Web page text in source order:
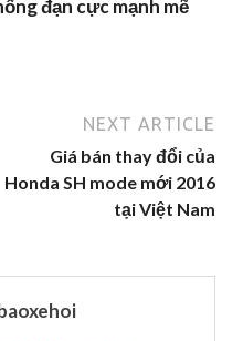
đạn cực mạnh mẽ
NEXT ARTICLE
Giá bán thay đổi của
Honda SH mode mới 2016
tại Việt Nam